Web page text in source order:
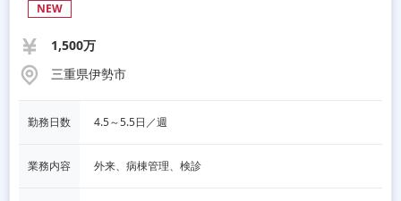
NEW
1,500万
三重県伊勢市
勤務日数 4.5～5.5日／週
業務内容 外来、病棟管理、検診